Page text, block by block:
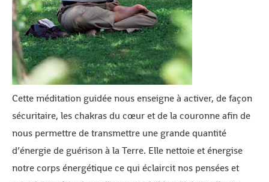
Cette méditation guidée nous enseigne à activer, de façon
sécuritaire, les chakras du cœur et de la couronne afin de
nous permettre de transmettre une grande quantité
d’énergie de guérison à la Terre. Elle nettoie et énergise
notre corps énergétique ce qui éclaircit nos pensées et